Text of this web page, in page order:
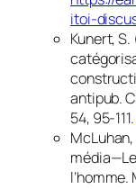
itoi-
Kunert,
antipub.
54, 95‑111.
l’homme.